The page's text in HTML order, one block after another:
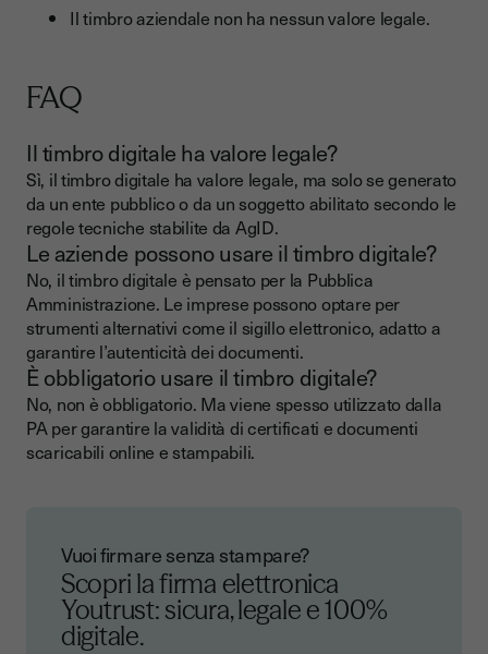
Il timbro aziendale non ha nessun valore legale.
FAQ
Il timbro digitale ha valore legale?
Sì, il timbro digitale ha valore legale, ma solo se generato
da un ente pubblico o da un soggetto abilitato secondo le
regole tecniche stabilite da AgID.
Le aziende possono usare il timbro digitale?
No, il timbro digitale è pensato per la Pubblica
Amministrazione. Le imprese possono optare per
strumenti alternativi come il sigillo elettronico, adatto a
garantire l’autenticità dei documenti.
È obbligatorio usare il timbro digitale?
No, non è obbligatorio. Ma viene spesso utilizzato dalla
PA per garantire la validità di certificati e documenti
scaricabili online e stampabili.
Vuoi firmare senza stampare?
Scopri la firma elettronica
Youtrust: sicura, legale e 100%
digitale.